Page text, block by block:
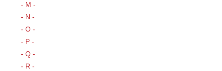
- M -
- N -
- O -
- P -
- Q -
- R -